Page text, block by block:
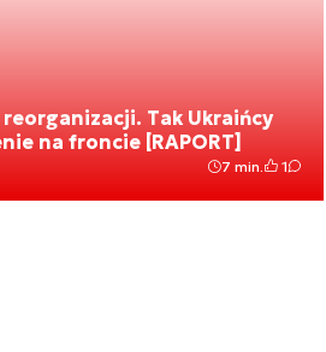
Tak Ukraińcy
na froncie [RAPORT]
7 min. 1